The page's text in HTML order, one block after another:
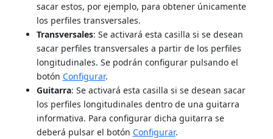
sacar estos, por ejemplo, para obtener únicamente
los perfiles transversales.
Transversales: Se activará esta casilla si se desean
sacar perfiles transversales a partir de los perfiles
longitudinales. Se podrán configurar pulsando el
botón Configurar.
Guitarra: Se activará esta casilla si se desean sacar
los perfiles longitudinales dentro de una guitarra
informativa. Para configurar dicha guitarra se
deberá pulsar el botón Configurar.